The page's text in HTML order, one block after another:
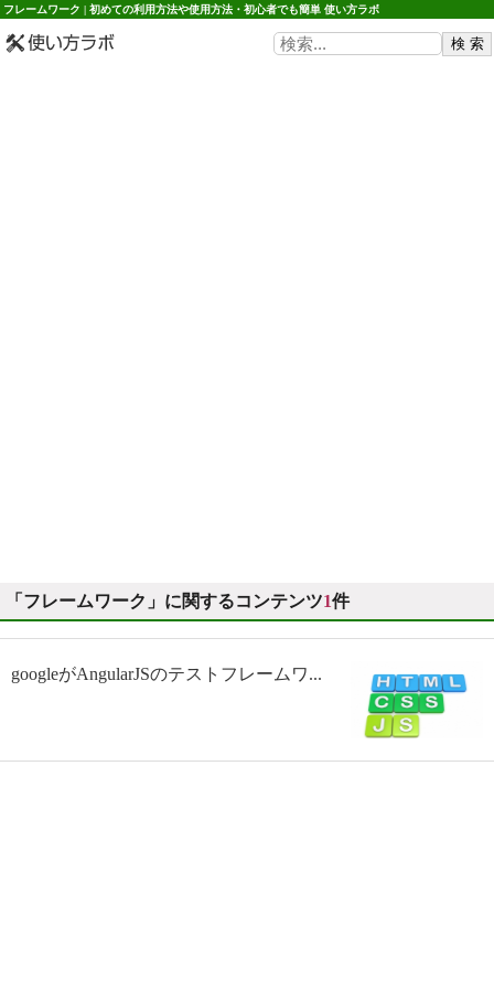
フレームワーク | 初めての利用方法や使用方法・初心者でも簡単 使い方ラボ
「フレームワーク」に関するコンテンツ1件
googleがAngularJSのテストフレームワ...